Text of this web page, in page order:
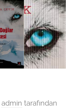
admin tarafından